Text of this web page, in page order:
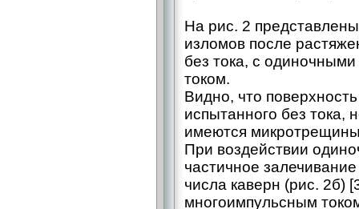
На рис. 2
изломов после
без тока, с
током.
Видно, что
испытанного без тока,
имеются
При воздействии
частичное
числа каверн (рис. 2б)
многоимпульсным